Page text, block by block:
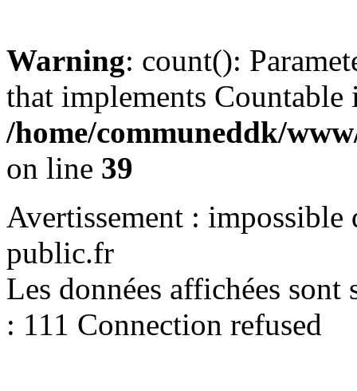
Warning: count():
that implements Countable
/home/communeddk/
on line 39
Avertissement : impossible
public.fr
Les données affichées sont
: 111 Connection refused